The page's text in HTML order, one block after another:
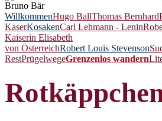
Bruno Bär
WillkommenHugo BallThomas Bernhard
KaserKosakenCarl Lehmann - Lenin
Kaiserin Elisabeth
von ÖsterreichRobert Louis Stevenson
RestPrügelwegeGrenzenlos wandern